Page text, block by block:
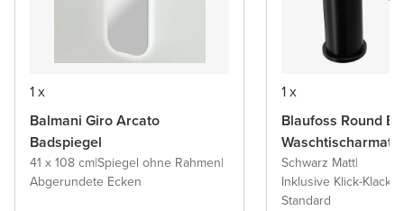
1 x
Balmani Giro Arcato
Badspiegel
41 x 108 cm|Spiegel ohne Rahmen|
Abgerundete Ecken
1 x
Blaufoss Round
Schwarz Matt|
Inklusive Klick-Klack
Standard